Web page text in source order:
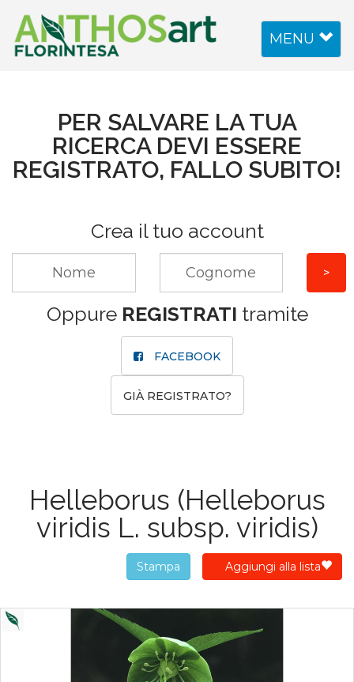
Toggle
navigation
MENU
PER SALVARE LA TUA
RICERCA DEVI ESSERE
REGISTRATO, FALLO SUBITO!
Crea il tuo account
Oppure REGISTRATI tramite
FACEBOOK
GIÀ REGISTRATO?
Helleborus (Helleborus
viridis L. subsp. viridis)
Aggiungi alla lista
Stampa